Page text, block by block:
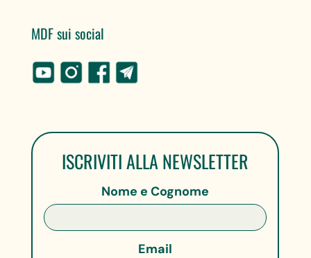
MDF sui social
ISCRIVITI ALLA NEWSLETTER
Nome e Cognome
Email